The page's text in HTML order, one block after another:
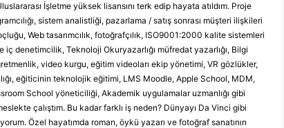
İşletme yüksek lisansını terk edip hayata atıldım. Proje
sistem analistliği, pazarlama / satış sonrası müşteri ilişkileri
Web tasarımcılık, fotoğrafçılık, ISO9001:2000 kalite sistemleri
denetimcilik, Teknoloji Okuryazarlığı müfredat yazarlığı, Bilgi
video kurgu, eğitim videoları ekip yönetimi, VR gözlükler,
eğiticinin teknolojik eğitimi, LMS Moodle, Apple School, MDM,
School yöneticiliği, Akademik uygulamalar uzmanlığı gibi
çalıştım. Bu kadar farklı iş neden? Dünyayı Da Vinci gibi
Özel hayatımda roman, öykü yazarı ve fotoğraf sanatının